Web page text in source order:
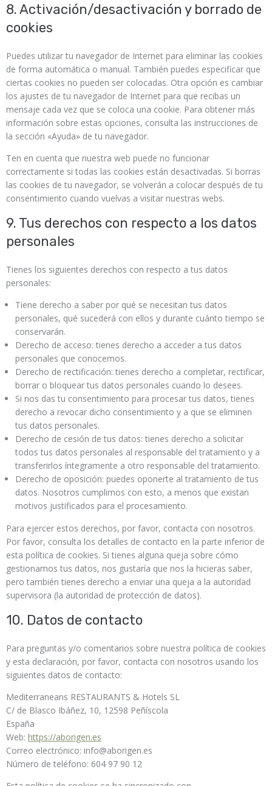
8. Activación/desactivación y borrado de
cookies
Puedes utilizar tu navegador de Internet para eliminar las cookies
de forma automática o manual. También puedes especificar que
ciertas cookies no pueden ser colocadas. Otra opción es cambiar
los ajustes de tu navegador de Internet para que recibas un
mensaje cada vez que se coloca una cookie. Para obtener más
información sobre estas opciones, consulta las instrucciones de
la sección «Ayuda» de tu navegador.
Ten en cuenta que nuestra web puede no funcionar
correctamente si todas las cookies están desactivadas. Si borras
las cookies de tu navegador, se volverán a colocar después de tu
consentimiento cuando vuelvas a visitar nuestras webs.
9. Tus derechos con respecto a los datos
personales
Tienes los siguientes derechos con respecto a tus datos
personales:
Tiene derecho a saber por qué se necesitan tus datos
personales, qué sucederá con ellos y durante cuánto tiempo se
conservarán.
Derecho de acceso: tienes derecho a acceder a tus datos
personales que conocemos.
Derecho de rectificación: tienes derecho a completar, rectificar,
borrar o bloquear tus datos personales cuando lo desees.
Si nos das tu consentimiento para procesar tus datos, tienes
derecho a revocar dicho consentimiento y a que se eliminen
tus datos personales.
Derecho de cesión de tus datos: tienes derecho a solicitar
todos tus datos personales al responsable del tratamiento y a
transferirlos íntegramente a otro responsable del tratamiento.
Derecho de oposición: puedes oponerte al tratamiento de tus
datos. Nosotros cumplimos con esto, a menos que existan
motivos justificados para el procesamiento.
Para ejercer estos derechos, por favor, contacta con nosotros.
Por favor, consulta los detalles de contacto en la parte inferior de
esta política de cookies. Si tienes alguna queja sobre cómo
gestionamos tus datos, nos gustaría que nos la hicieras saber,
pero también tienes derecho a enviar una queja a la autoridad
supervisora (la autoridad de protección de datos).
10. Datos de contacto
Para preguntas y/o comentarios sobre nuestra política de cookies
y esta declaración, por favor, contacta con nosotros usando los
siguientes datos de contacto:
Mediterraneans RESTAURANTS & Hotels SL
C/ de Blasco Ibáñez, 10, 12598 Peñíscola
España
Web: https://aborigen.es
Correo electrónico: info@aborigen.es
Número de teléfono: 604 97 90 12